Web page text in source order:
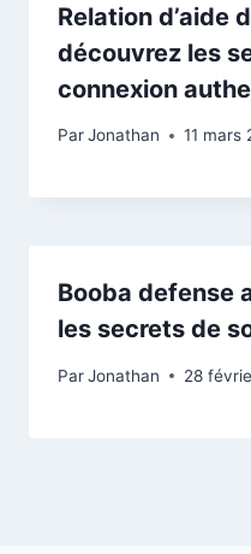
Relation d’aide
découvrez les
connexion
ParJonathan 11 mars
Booba defense
les secrets de
ParJonathan 28